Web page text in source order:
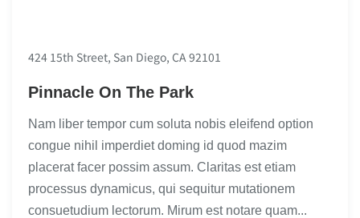
424 15th Street, San Diego, CA 92101
Pinnacle On The Park
Nam liber tempor cum soluta nobis eleifend option
congue nihil imperdiet doming id quod mazim
placerat facer possim assum. Claritas est etiam
processus dynamicus, qui sequitur mutationem
consuetudium lectorum. Mirum est notare quam...